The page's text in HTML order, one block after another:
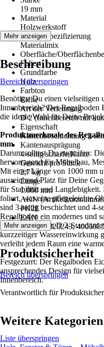
19 mm
Material
Holzwerkstoff
Materialspezifizierung
Materialmix
Oberfläche/
Foliert
Grundfarbe
Holz
Farbton
Eiche
Art der Verleimung
D 2 (Innenbereich mit
Eigenschaft
Kantenbeschichtung 3-
Kantenausprägung
4-seitig scharfe Kante
Gewicht pro Stück
2,7 kg
Länge
1.000 mm
AKN
PK2E
EAN
4005985820243,
Mehr anzeigen
Beschreibung
Bereich überspringen
Benötigst Du einen vielseitigen
Innenbereich? Der Regalboden
die ideale Wahl für Deine
Produktmerkmale des
mm
Darum solltest Du zugreifen:
hervorragend für Möbelbau,
Mit einer Länge von 1000 mm
ausreichend Platz für Deine
für Stabilität und
foliert, was eine pflegeleichte
sind 3-seitig beschichtet und 4-
Regalboden ein modernes und
Verleimung nach D 2-
kurzzeitiger Wassereinwirkung
verleiht jedem Raum eine
Festgezurrt: Der Regalboden
ansprechendes Design für
Innenbereich.
Mehr anzeigen
Produktsicherheit
Bereich überspringen
Verantwortlich für
Weitere Kategorien
Liste überspringen